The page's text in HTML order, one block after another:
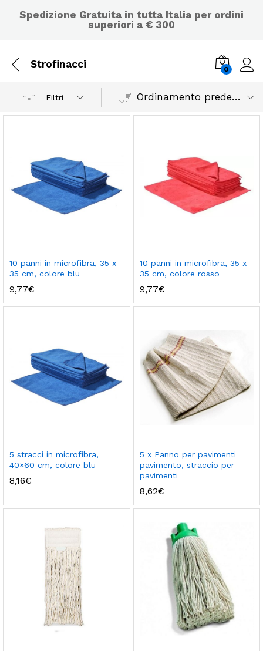
Spedizione Gratuita in tutta Italia per ordini
superiori a € 300
Strofinacci 0
Filtri Ordinamento predefinito
10 panni in microfibra, 35 x
35 cm, colore blu
9,77€
10 panni in microfibra, 35 x
35 cm, colore rosso
9,77€
5 stracci in microfibra,
40×60 cm, colore blu
8,16€
5 x Panno per pavimenti
pavimento, straccio per
pavimenti
8,62€